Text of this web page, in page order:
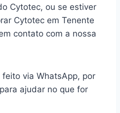
Cytotec, ou se estiver
Cytotec em Tenente
contato com a nossa
via WhatsApp, por
ajudar no que for